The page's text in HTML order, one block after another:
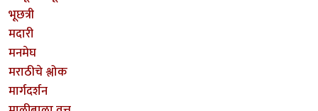
भूछत्री
मदारी
मनमेघ
मराठीचे श्लोक
मार्गदर्शन